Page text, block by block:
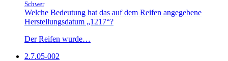
Schwer
Welche Bedeutung hat das auf dem Reifen angegebene
Herstellungsdatum „1217“?
Der Reifen wurde…
2.7.05-002